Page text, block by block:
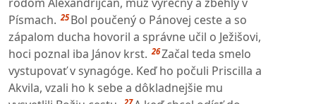
Písmach. 25 Bol poučený o Pánovej ceste a so
zápalom ducha hovoril a správne učil o Ježišovi,
hoci poznal iba Jánov krst. 26Začal teda smelo
vystupovať v synagóge. Keď ho počuli Priscilla a
Akvila, vzali ho k sebe a dôkladnejšie mu